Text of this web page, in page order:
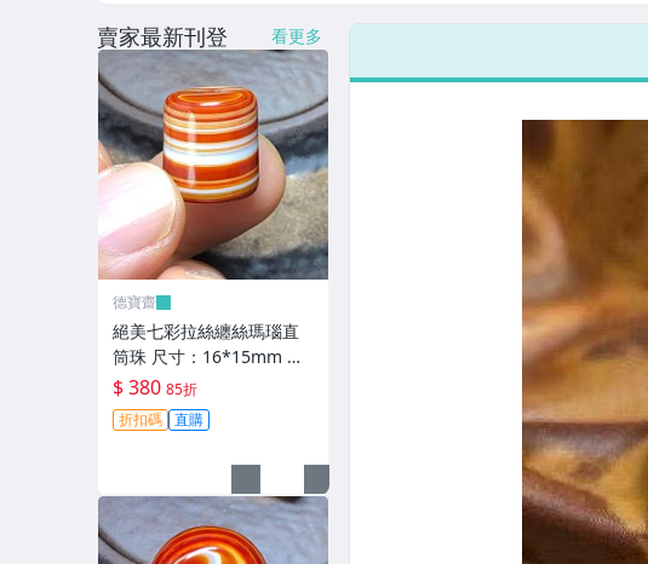
賣家最新刊登 看更多
德寶齋
絕美七彩拉絲纏絲瑪瑙直
筒珠 尺寸：16*15mm 七
彩拉絲，螺旋上升，高瓷
料子， 天珠 瑪瑙 古玩 二
手【德寶齋】6346
$ 380 85折
折扣碼 直購